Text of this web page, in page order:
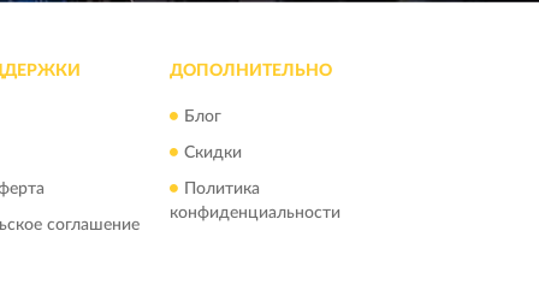
соглашение
ДОПОЛНИТЕЛЬНО
Блог
Скидки
Политика
конфиденциальности